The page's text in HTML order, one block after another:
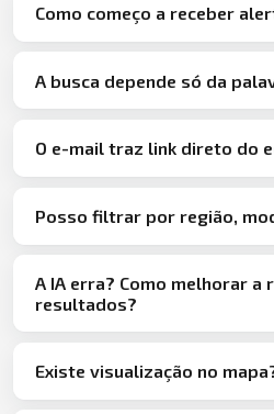
Como começo a receber
A busca depende só da
O e-mail traz link direto do
Posso filtrar por região,
A IA erra? Como melhorar a
resultados?
Existe visualização no